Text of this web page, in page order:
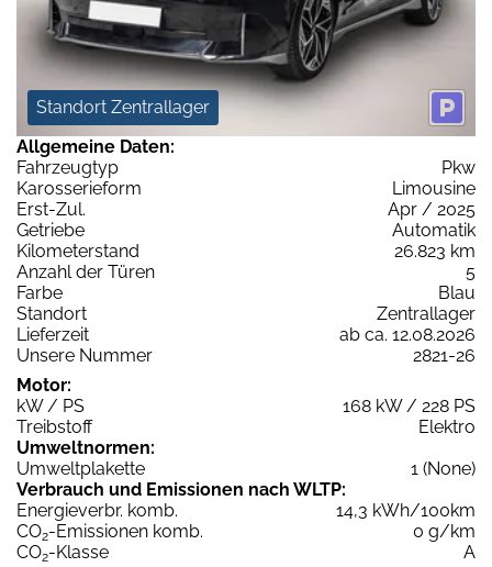
Standort Zentrallager
Allgemeine Daten:
Fahrzeugtyp
Pkw
Karosserieform
Limousine
Erst-Zul.
Apr / 2025
Getriebe
Automatik
Kilometerstand
26.823 km
Anzahl der Türen
5
Farbe
Blau
Standort
Zentrallager
Lieferzeit
ab ca. 12.08.2026
Unsere Nummer
2821-26
Motor:
kW / PS
168 kW / 228 PS
Treibstoff
Elektro
Umweltnormen:
Umweltplakette
1 (None)
Verbrauch und Emissionen nach WLTP:
Energieverbr. komb.
14,3 kWh/100km
CO2-Emissionen komb.
0 g/km
CO2-Klasse
A